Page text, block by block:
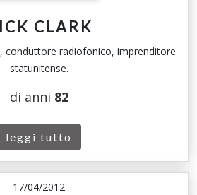
CLARK
conduttore radiofonico, imprenditore
statunitense.
di anni 82
leggi tutto
17/04/2012